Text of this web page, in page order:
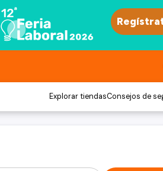
Explorar tiendasConsejos de